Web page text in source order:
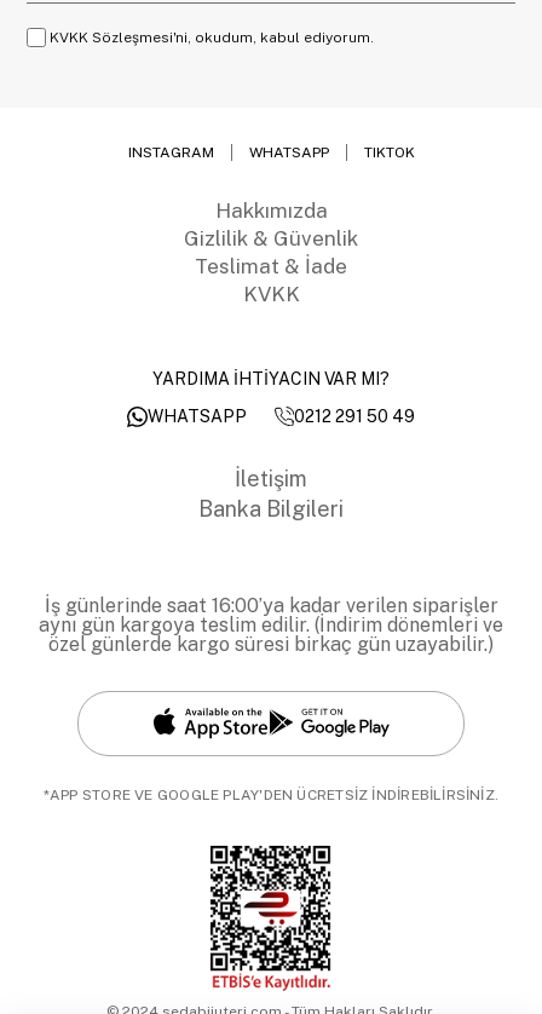
KVKK Sözleşmesi'ni, okudum, kabul ediyorum.
INSTAGRAM WHATSAPP TIKTOK
Hakkımızda
Gizlilik & Güvenlik
Teslimat & İade
KVKK
YARDIMA İHTİYACIN VAR MI?
WHATSAPP
0212 291 50 49
İletişim
Banka Bilgileri
İş günlerinde saat 16:00’ya kadar verilen siparişler
aynı gün kargoya teslim edilir. (İndirim dönemleri ve
özel günlerde kargo süresi birkaç gün uzayabilir.)
*APP STORE VE GOOGLE PLAY'DEN ÜCRETSİZ İNDİREBİLİRSİNİZ.